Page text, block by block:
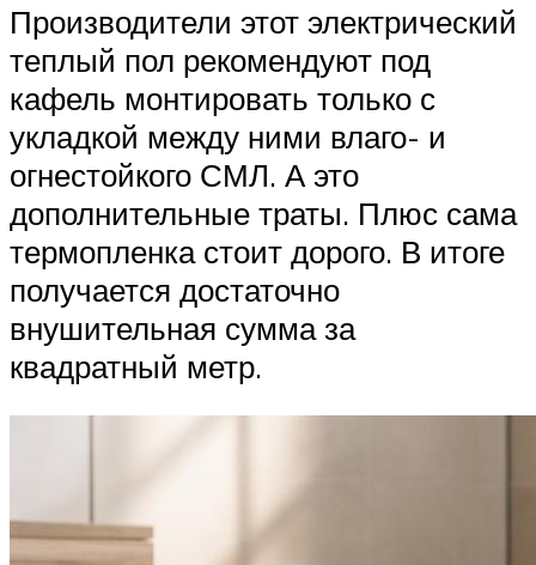
Производители этот электрический
теплый пол рекомендуют под
кафель монтировать только с
укладкой между ними влаго- и
огнестойкого СМЛ. А это
дополнительные траты. Плюс сама
термопленка стоит дорого. В итоге
получается достаточно
внушительная сумма за
квадратный метр.